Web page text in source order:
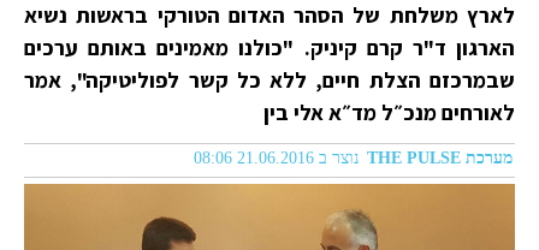
לארץ משלחת של הסהר האדום הטורקי בראשות נשיא
הארגון ד"ר קרם קיניק. "כולנו מאמינים באותם ערכים
שבמרכזם הצלת חיים, ללא כל קשר לפוליטיקה", אמר
לאורחים מנכ״ל מד״א אלי בין
מערכת THE PULSE נוצר ב 21.06.2016 08:06